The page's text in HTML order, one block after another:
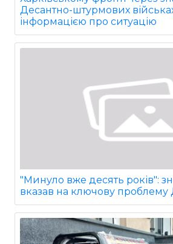
Десантно-штурмових
інформацією про ситуацію
"Минуло вже десять років":
вказав на ключову